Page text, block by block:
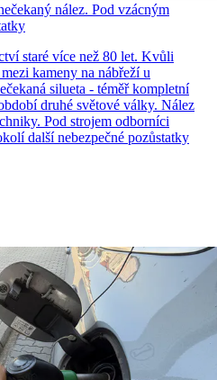
nález. Pod vzácným
staré více než 80 let. Kvůli
kameny na nábřeží u
silueta - téměř kompletní
druhé světové války. Nález
Pod strojem odborníci
další nebezpečné pozůstatky